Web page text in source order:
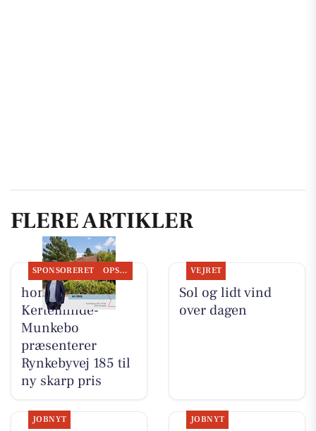
FLERE ARTIKLER
SPONSORERET OPSLAGSTAVLEN
home
Kerteminde-
Munkebo
præsenterer
Rynkebyvej 185 til
ny skarp pris
VEJRET
Sol og lidt vind
over dagen
JOBNYT JOBNYT